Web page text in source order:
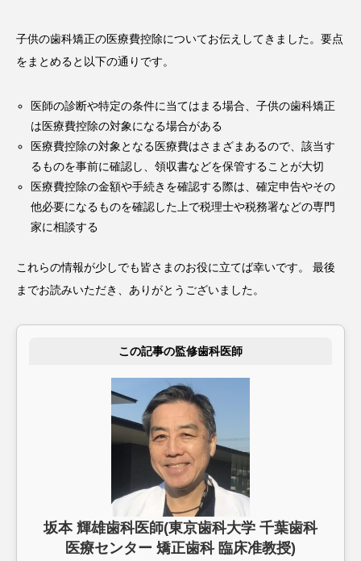
子供の歯科矯正の医療費控除についてお伝えしてきました。要点
をまとめると以下の通りです。
医師の診断や特定の条件に当てはまる場合、子供の歯科矯正
は医療費控除の対象になる場合がある
医療費控除の対象となる医療費はさまざまあるので、該当す
るものを事前に確認し、領収書などを保管することが大切
医療費控除の金額や手続きを確認する際は、確定申告やその
他必要になるものを確認した上で税理士や税務署などの専門
家に相談する
これらの情報が少しでも皆さまのお役に立てば幸いです。 最後
までお読みいただき、ありがとうございました。
この記事の監修歯科医師
坂本 輝雄歯科医師(東京歯科大学 千葉歯科
医療センター 矯正歯科 臨床准教授)